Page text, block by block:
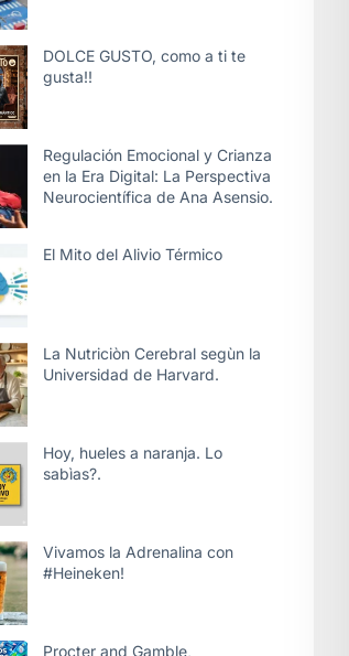
DOLCE GUSTO, como a ti te
gusta!!
Regulación Emocional y Crianza
en la Era Digital: La Perspectiva
Neurocientífica de Ana Asensio.
El Mito del Alivio Térmico
La Nutriciòn Cerebral segùn la
Universidad de Harvard.
Hoy, hueles a naranja. Lo
sabìas?.
Vivamos la Adrenalina con
#Heineken!
Procter and Gamble,